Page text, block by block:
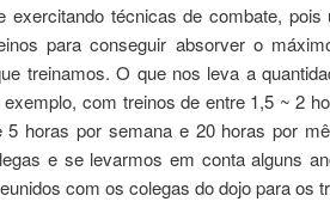
exercitando técnicas de combate, pois
para conseguir absorver o
treinamos. O que nos leva a
com treinos de entre 1,5 ~ 2
horas por semana e 20 horas por
e se levarmos em conta alguns
com os colegas do dojo para os